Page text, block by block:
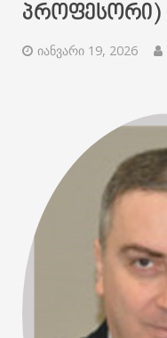
ᲞᲠᲝᲤᲔᲡᲝᲠᲘ)
იანვარი 19, 2026